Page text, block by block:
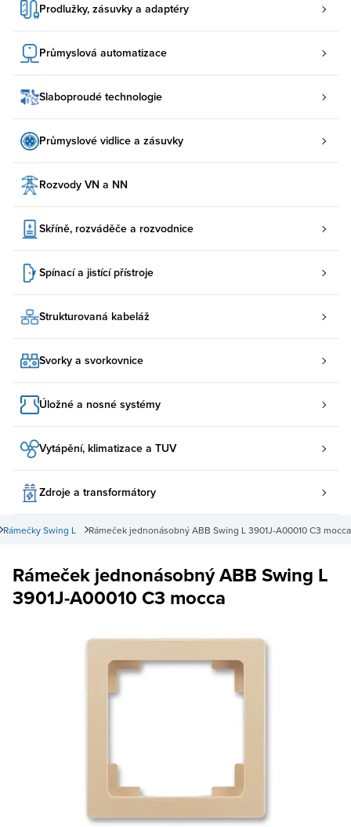
Prodlužky, zásuvky a adaptéry
Průmyslová automatizace
Slaboproudé technologie
Průmyslové vidlice a zásuvky
Rozvody VN a NN
Skříně, rozváděče a rozvodnice
Spínací a jistící přístroje
Strukturovaná kabeláž
Svorky a svorkovnice
Úložné a nosné systémy
Vytápění, klimatizace a TUV
Zdroje a transformátory
Rámeček jednonásobný ABB Swing L 3901J-A00010 C3 mocca
Rámečky Swing L
Rámeček jednonásobný ABB Swing L
3901J-A00010 C3 mocca